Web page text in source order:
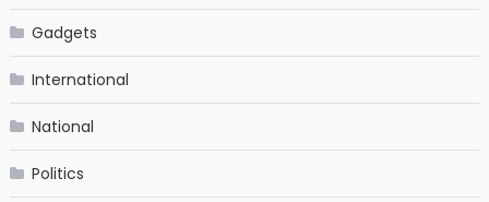
Gadgets
International
National
Politics